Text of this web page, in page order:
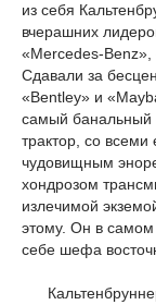
из себя
вчерашних
«Mercedes-Benz»,
Сдавали за
«Bentley» и
самый банальный
трактор, со всеми
чудовищным
хондрозом
излечимой
этому. Он в самом
себе шефа